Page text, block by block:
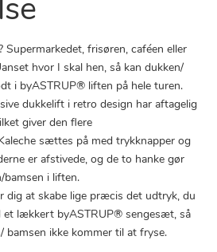
Supermarkedet, frisøren, caféen eller
hvor I skal hen, så kan dukken/
i byASTRUP® liften på hele turen.
dukkelift i retro design har aftagelig
giver den flere
sættes på med trykknapper og
er afstivede, og de to hanke gør
i liften.
dig at skabe lige præcis det udtryk, du
et lækkert byASTRUP® sengesæt, så
bamsen ikke kommer til at fryse.